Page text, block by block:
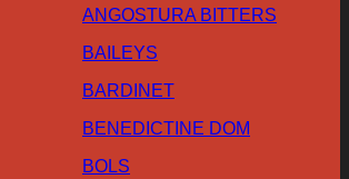
ANGOSTURA BITTERS
BAILEYS
BARDINET
BENEDICTINE DOM
BOLS